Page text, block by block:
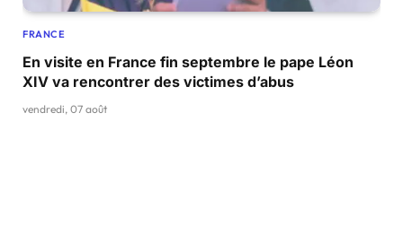
FRANCE
En visite en France fin septembre le pape Léon
XIV va rencontrer des victimes d’abus
vendredi, 07 août